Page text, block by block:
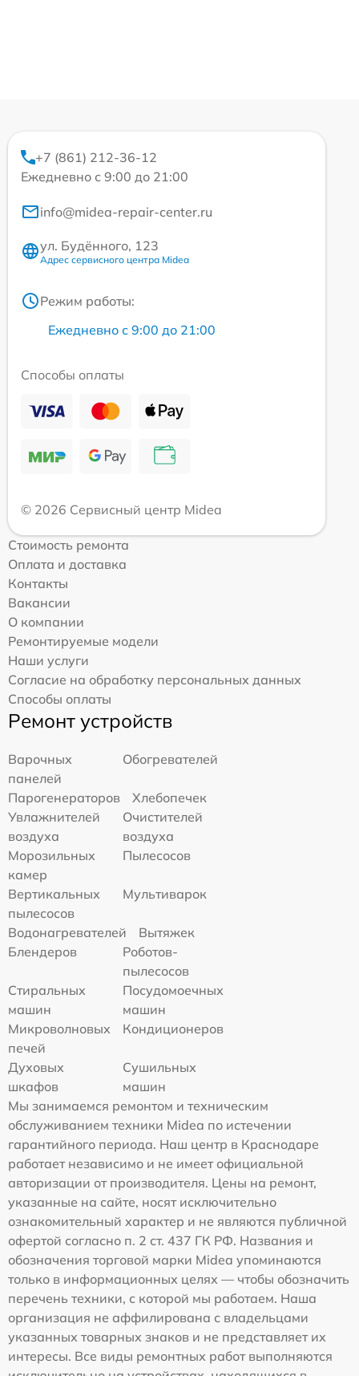
+7 (861) 212-36-12
Ежедневно с 9:00 до 21:00
info@midea-repair-center.ru
ул. Будённого, 123
Адрес сервисного центра Midea
Режим работы:
Ежедневно с 9:00 до 21:00
Способы оплаты
© 2026 Сервисный центр Midea
Стоимость ремонта
Оплата и доставка
Контакты
Вакансии
О компании
Ремонтируемые модели
Наши услуги
Согласие на обработку персональных данных
Способы оплаты
Ремонт устройств
Варочных
панелей
Обогревателей
Парогенераторов
Хлебопечек
Увлажнителей
воздуха
Очистителей
воздуха
Морозильных
камер
Пылесосов
Вертикальных
пылесосов
Мультиварок
Водонагревателей
Вытяжек
Блендеров
Роботов-
пылесосов
Стиральных
машин
Посудомоечных
машин
Микроволновых
печей
Кондиционеров
Духовых
шкафов
Сушильных
машин
Мы занимаемся ремонтом и техническим
обслуживанием техники Midea по истечении
гарантийного периода. Наш центр в Краснодаре
работает независимо и не имеет официальной
авторизации от производителя. Цены на ремонт,
указанные на сайте, носят исключительно
ознакомительный характер и не являются публичной
офертой согласно п. 2 ст. 437 ГК РФ. Названия и
обозначения торговой марки Midea упоминаются
только в информационных целях — чтобы обозначить
перечень техники, с которой мы работаем. Наша
организация не аффилирована с владельцами
указанных товарных знаков и не представляет их
интересы. Все виды ремонтных работ выполняются